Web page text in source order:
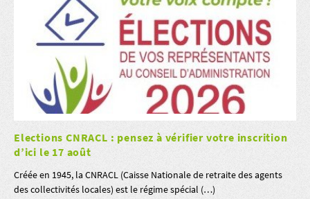
Elections CNRACL : pensez à vérifier votre inscrition
d’ici le 17 août
Créée en 1945, la CNRACL (Caisse Nationale de retraite des agents
des collectivités locales) est le régime spécial (…)